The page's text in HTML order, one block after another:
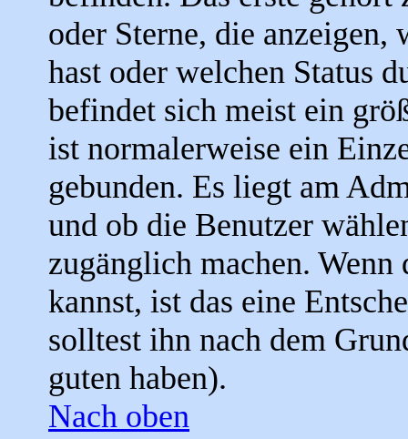
oder Sterne, die
hast oder welchen Status
befindet sich meist ein
ist normalerweise ein
gebunden. Es liegt am
und ob die Benutzer
zugänglich machen. Wenn
kannst, ist das eine
solltest ihn nach dem
guten haben).
Nach oben